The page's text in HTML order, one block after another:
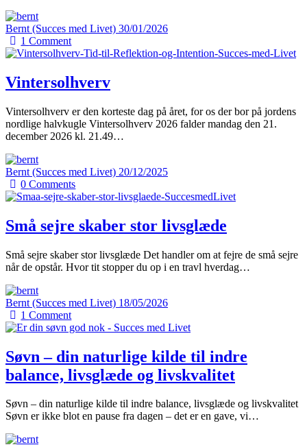
Bernt (Succes med Livet) 30/01/2026
1Comment
Vintersolhverv
Vintersolhverv er den korteste dag på året, for os der bor på jordens
nordlige halvkugle Vintersolhverv 2026 falder mandag den 21.
december 2026 kl. 21.49…
Bernt (Succes med Livet) 20/12/2025
0Comments
Små sejre skaber stor livsglæde
Små sejre skaber stor livsglæde Det handler om at fejre de små sejre
når de opstår. Hvor tit stopper du op i en travl hverdag…
Bernt (Succes med Livet) 18/05/2026
1Comment
Søvn – din naturlige kilde til indre
balance, livsglæde og livskvalitet
Søvn – din naturlige kilde til indre balance, livsglæde og livskvalitet
Søvn er ikke blot en pause fra dagen – det er en gave, vi…